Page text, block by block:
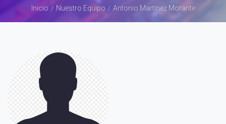
Inicio Nuestro Equipo Antonio Martínez Morante